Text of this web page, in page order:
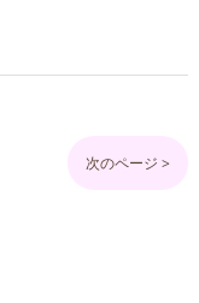
次のページ >